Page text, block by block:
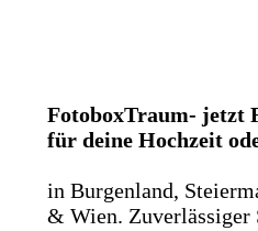
FotoboxTraum- jetzt
für deine Hochzeit
in Burgenland,
& Wien. Zuverlässiger